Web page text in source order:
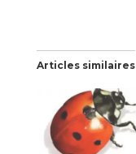
Articles similaires